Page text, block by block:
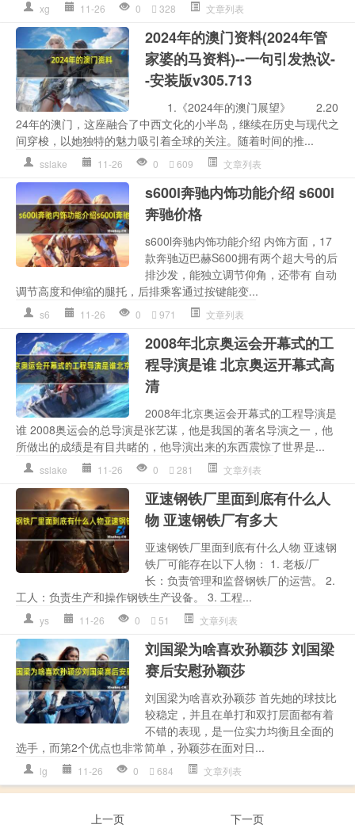
xg 11-26 0 328 文章列表
2024年的澳门资料(2024年管
家婆的马资料)--一句引发热议-
-安装版v305.713
1.《2024年的澳门展望》 2.20
24年的澳门，这座融合了中西文化的小半岛，继续在历史与现代之
间穿梭，以她独特的魅力吸引着全球的关注。随着时间的推...
sslake 11-26 0 609 文章列表
s600l奔驰内饰功能介绍 s600l
奔驰价格
s600l奔驰内饰功能介绍 内饰方面，17
款奔驰迈巴赫S600拥有两个超大号的后
排沙发，能独立调节仰角，还带有 自动
调节高度和伸缩的腿托，后排乘客通过按键能变...
s6 11-26 0 971 文章列表
2008年北京奥运会开幕式的工
程导演是谁 北京奥运开幕式高
清
2008年北京奥运会开幕式的工程导演是
谁 2008奥运会的总导演是张艺谋，他是我国的著名导演之一，他
所做出的成绩是有目共睹的，他导演出来的东西震惊了世界是...
sslake 11-26 0 281 文章列表
亚速钢铁厂里面到底有什么人
物 亚速钢铁厂有多大
亚速钢铁厂里面到底有什么人物 亚速钢
铁厂可能存在以下人物： 1. 老板/厂
长：负责管理和监督钢铁厂的运营。 2.
工人：负责生产和操作钢铁生产设备。 3. 工程...
ys 11-26 0 51 文章列表
刘国梁为啥喜欢孙颖莎 刘国梁
赛后安慰孙颖莎
刘国梁为啥喜欢孙颖莎 首先她的球技比
较稳定，并且在单打和双打层面都有着
不错的表现，是一位实力均衡且全面的
选手，而第2个优点也非常简单，孙颖莎在面对日...
lg 11-26 0 684 文章列表
上一页 下一页